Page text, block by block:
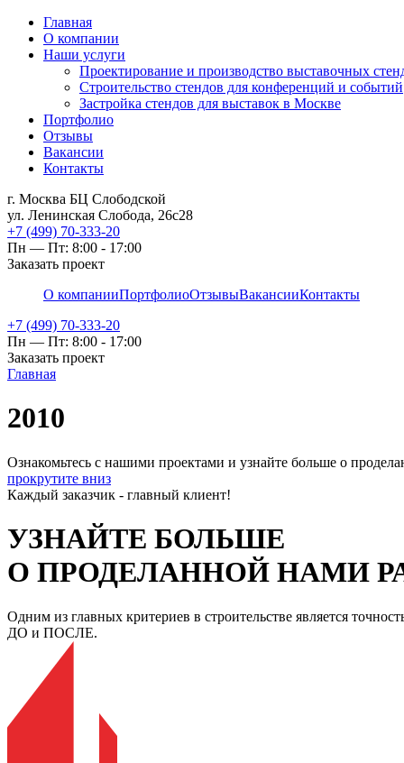
Главная
О компании
Наши услуги
Проектирование и производство выставочных
Строительство стендов для конференций и событий
Застройка стендов для выставок в Москве
Портфолио
Отзывы
Вакансии
Контакты
г. Москва БЦ Слободской
ул. Ленинская Слобода, 26с28
+7 (499) 70-333-20
Пн — Пт: 8:00 - 17:00
Заказать проект
О компанииПортфолиоОтзывыВакансииКонтакты
+7 (499) 70-333-20
Пн — Пт: 8:00 - 17:00
Заказать проект
Главная
2010
Ознакомьтесь с нашими проектами и узнайте больше о
прокрутите вниз
Каждый заказчик - главный клиент!
УЗНАЙТЕ БОЛЬШЕ
О ПРОДЕЛАННОЙ НАМИ
Одним из главных критериев в строительстве является
ДО и ПОСЛЕ.